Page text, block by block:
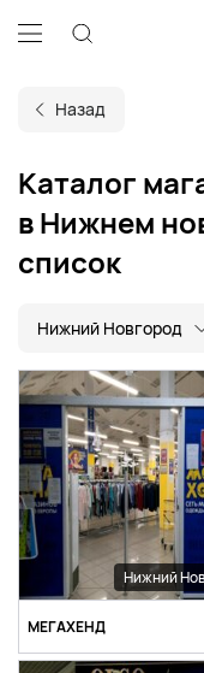
Назад
Каталог
в Нижнем
список
Нижний Новгород
Нижний
МЕГАХЕНД